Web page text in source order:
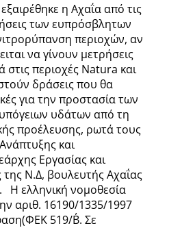
εξαιρέθηκε η Αχαΐα από τις
των ευπρόσβλητων
περιοχών, αν
να γίνουν μετρήσεις
στις περιοχές Natura και
δράσεις που θα
για την προστασία των
υδάτων από τη
προέλευσης, ρωτά τους
και
Εργασίας και
της Ν.Δ, βουλευτής Αχαΐας
Η ελληνική νομοθεσία
αριθ. 16190/1335/1997
519/Β΄. Σε